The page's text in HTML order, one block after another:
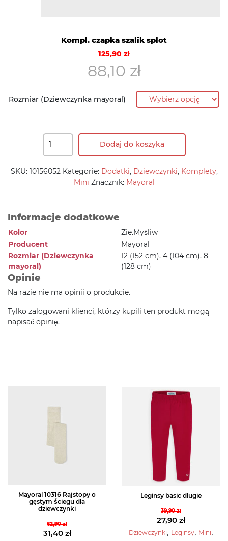
Kompl. czapka szalik splot
125,90zł
Pierwotna
cena
wynosiła:
88,10 zł
Aktualna
cena
wynosi:
Rozmiar (Dziewczynka mayoral)
Dodaj do koszyka
SKU: 10156052 Kategorie: Dodatki, Dziewczynki, Komplety,
Mini Znacznik: Mayoral
Informacje dodatkowe
Kolor
Zie.Myśliw
Producent
Mayoral
Rozmiar (Dziewczynka
mayoral)
12 (152 cm), 4 (104 cm), 8
(128 cm)
Opinie
Na razie nie ma opinii o produkcie.
Tylko zalogowani klienci, którzy kupili ten produkt mogą
napisać opinię.
Mayoral 10316 Rajstopy o
gęstym ściegu dla
dziewczynki
62,90zł
Pierwotna
31,40 zł
Leginsy basic długie
39,90zł
Pierwotna
cena
27,90 zł
Aktualna
Dziewczynki, Leginsy, Mini,